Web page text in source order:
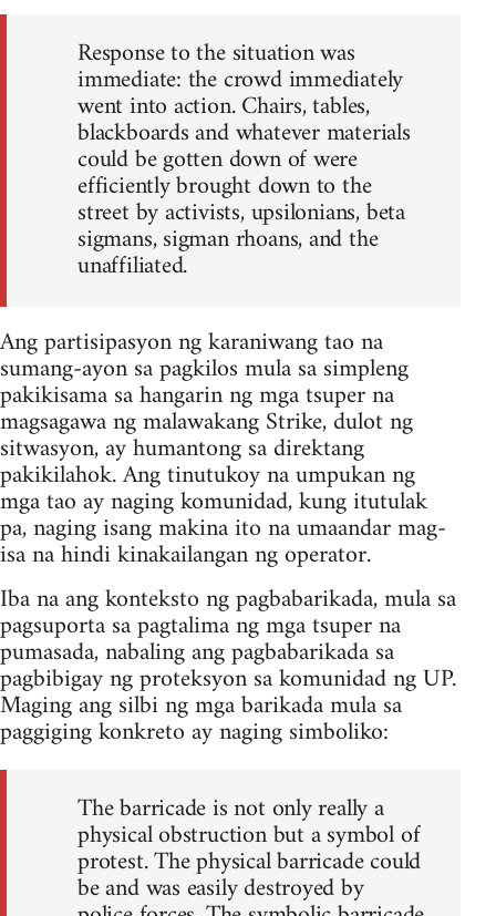
Response to the situation was
immediate: the crowd immediately
went into action. Chairs, tables,
blackboards and whatever materials
could be gotten down of were
efficiently brought down to the
street by activists, upsilonians, beta
sigmans, sigman rhoans, and the
unaffiliated.
Ang partisipasyon ng karaniwang tao na
sumang-ayon sa pagkilos mula sa simpleng
pakikisama sa hangarin ng mga tsuper na
magsagawa ng malawakang Strike, dulot ng
sitwasyon, ay humantong sa direktang
pakikilahok. Ang tinutukoy na umpukan ng
mga tao ay naging komunidad, kung itutulak
pa, naging isang makina ito na umaandar mag-
isa na hindi kinakailangan ng operator.
Iba na ang konteksto ng pagbabarikada, mula sa
pagsuporta sa pagtalima ng mga tsuper na
pumasada, nabaling ang pagbabarikada sa
pagbibigay ng proteksyon sa komunidad ng UP.
Maging ang silbi ng mga barikada mula sa
paggiging konkreto ay naging simboliko:
The barricade is not only really a
physical obstruction but a symbol of
protest. The physical barricade could
be and was easily destroyed by